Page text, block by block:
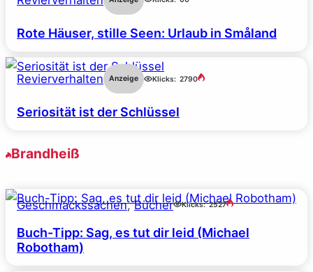
Rote Häuser, stille Seen: Urlaub in Småland
Revierverhalten Anzeige Klicks: 2790
Seriosität ist der Schlüssel
Brandheiß
Geschmackssachen, Bücher Klicks: 2527
Buch-Tipp: Sag, es tut dir leid (Michael
Robotham)